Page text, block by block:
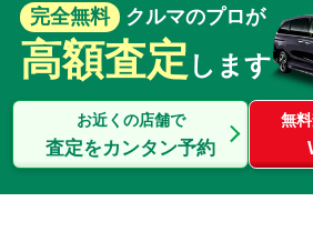
完全無料 クルマのプロが
高額査定 します
お近くの店舗で
査定をカンタン予約
無